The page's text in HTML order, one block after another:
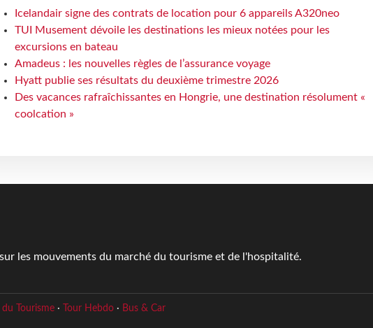
Icelandair signe des contrats de location pour 6 appareils A320neo
TUI Musement dévoile les destinations les mieux notées pour les
excursions en bateau
Amadeus : les nouvelles règles de l’assurance voyage
Hyatt publie ses résultats du deuxième trimestre 2026
Des vacances rafraîchissantes en Hongrie, une destination résolument «
coolcation »
les mouvements du marché du tourisme et de l'hospitalité.
Tourisme· Tour Hebdo· Bus & Car